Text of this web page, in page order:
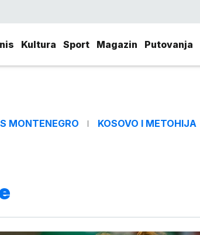
Kultura Sport Magazin Putovanja
MONTENEGRO KOSOVO I METOHIJA